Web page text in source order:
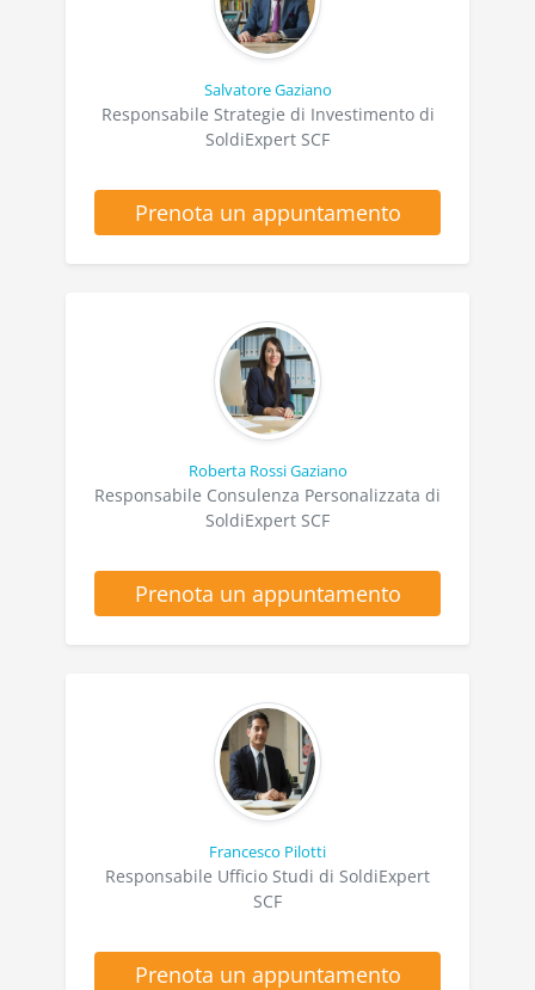
Salvatore Gaziano
Responsabile Strategie di Investimento di
SoldiExpert SCF
Prenota un appuntamento
Roberta Rossi Gaziano
Responsabile Consulenza Personalizzata di
SoldiExpert SCF
Prenota un appuntamento
Francesco Pilotti
Responsabile Ufficio Studi di SoldiExpert
SCF
Prenota un appuntamento